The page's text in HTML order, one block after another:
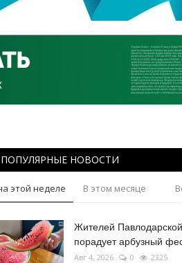
ПОПУЛЯРНЫЕ НОВОСТИ
этой неделе В этом месяце
Жителей
порадует арбузный
Авг 4, 2026 0 2325